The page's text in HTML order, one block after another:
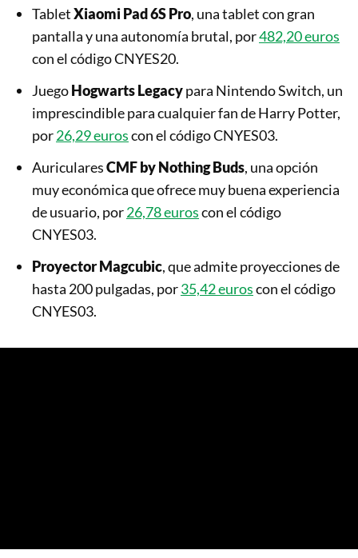
TabletXiaomi Pad 6S Pro, una tablet con gran
pantalla y una autonomía brutal, por482,20 euros
con el código CNYES20.
JuegoHogwarts Legacypara Nintendo Switch, un
imprescindible para cualquier fan de Harry Potter,
por26,29 euroscon el código CNYES03.
AuricularesCMF by Nothing Buds, una opción
muy económica que ofrece muy buena experiencia
de usuario, por26,78 euroscon el código
CNYES03.
Proyector Magcubic, que admite proyecciones de
hasta 200 pulgadas, por35,42 euroscon el código
CNYES03.